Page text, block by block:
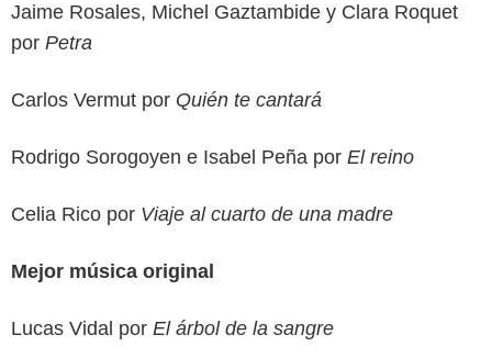
Jaime Rosales, Michel Gaztambide y Clara Roquet
por Petra
Carlos Vermut por Quién te cantará
Rodrigo Sorogoyen e Isabel Peña por El reino
Celia Rico por Viaje al cuarto de una madre
Mejor música original
Lucas Vidal por El árbol de la sangre